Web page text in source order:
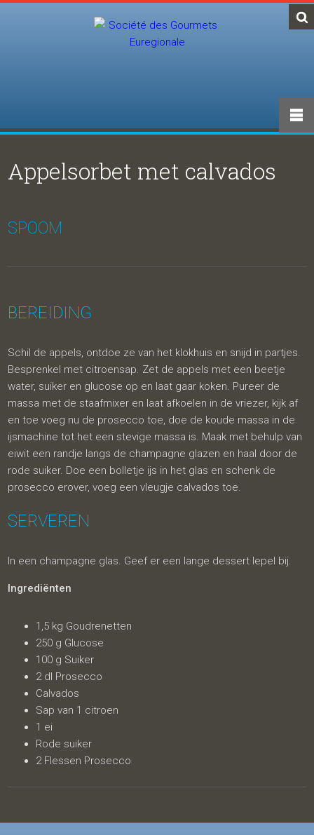
Appelsorbet met calvados
SPOOM
BEREIDING
Schil de appels, ontdoe ze van het klokhuis en snijd in partjes.
Besprenkel met citroensap. Zet de appels met een beetje
water, suiker en glucose op en laat gaar koken. Pureer de
massa met de staafmixer en laat afkoelen in de vriezer, kijk af
en toe voeg nu de prosecco toe, doe de koude massa in de
ijsmachine tot het een stevige massa is. Maak met behulp van
eiwit een randje langs de champagne glazen en haal door de
rode suiker. Doe een bolletje ijs in het glas en schenk de
prosecco erover, voeg een vleugje calvados toe.
SERVEREN
In een champagne glas. Geef er een lange dessert lepel bij.
Ingrediënten
1,5 kg Goudrenetten
250 g Glucose
100 g Suiker
2 dl Prosecco
Calvados
Sap van 1 citroen
1 ei
Rode suiker
2 Flessen Prosecco